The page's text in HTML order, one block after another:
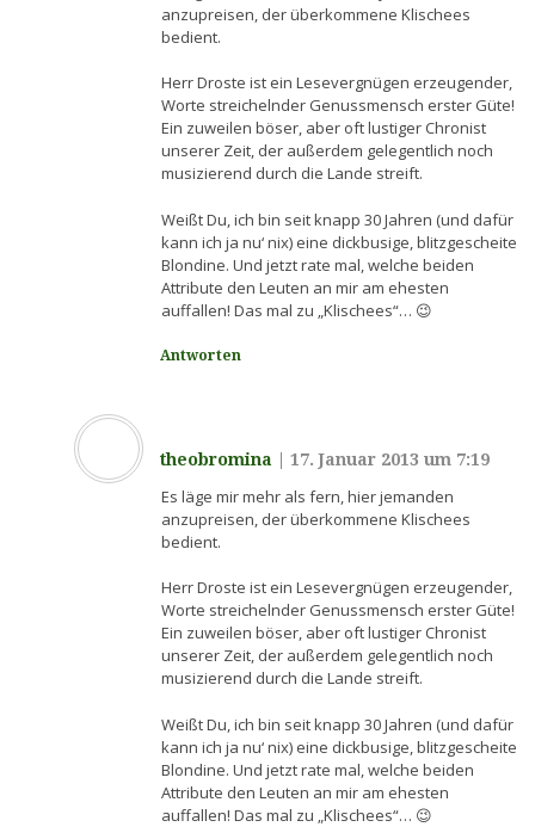
anzupreisen, der überkommene Klischees
bedient.
Herr Droste ist ein Lesevergnügen erzeugender,
Worte streichelnder Genussmensch erster Güte!
Ein zuweilen böser, aber oft lustiger Chronist
unserer Zeit, der außerdem gelegentlich noch
musizierend durch die Lande streift.
Weißt Du, ich bin seit knapp 30 Jahren (und dafür
kann ich ja nu‘ nix) eine dickbusige, blitzgescheite
Blondine. Und jetzt rate mal, welche beiden
Attribute den Leuten an mir am ehesten
auffallen! Das mal zu „Klischees“… 😉
Antworten
theobromina 17. Januar 2013 um 7:19
Es läge mir mehr als fern, hier jemanden
anzupreisen, der überkommene Klischees
bedient.
Herr Droste ist ein Lesevergnügen erzeugender,
Worte streichelnder Genussmensch erster Güte!
Ein zuweilen böser, aber oft lustiger Chronist
unserer Zeit, der außerdem gelegentlich noch
musizierend durch die Lande streift.
Weißt Du, ich bin seit knapp 30 Jahren (und dafür
kann ich ja nu‘ nix) eine dickbusige, blitzgescheite
Blondine. Und jetzt rate mal, welche beiden
Attribute den Leuten an mir am ehesten
auffallen! Das mal zu „Klischees“… 😉